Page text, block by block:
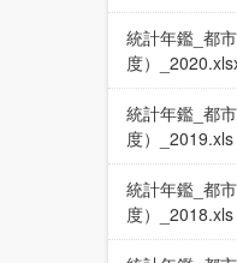
統計年鑑_都
度）
統計年鑑_都
度）_2019.xls
統計年鑑_都
度）_2018.xls